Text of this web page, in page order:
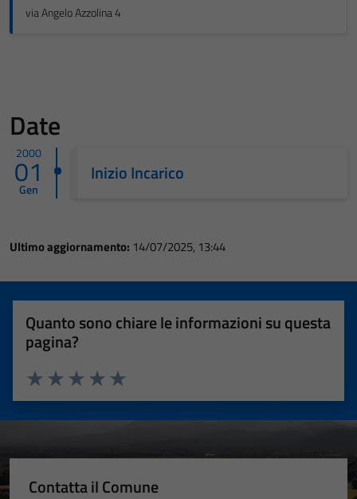
via Angelo Azzolina 4
Date
2000
01
Gen
Inizio Incarico
Ultimo aggiornamento: 14/07/2025, 13:44
Quanto sono chiare le informazioni su questa
pagina?
Valuta 5 stelle su 5
Valuta 4 stelle su 5
Valuta 3 stelle su 5
Valuta 2 stelle su 5
Valuta 1 stelle su 5
Contatta il Comune